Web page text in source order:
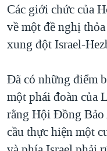
QUAN HỆ VIỆT MỸ
Các giới chức của
về một đề nghị
xung đột Israel-
Đã có những điểm
một phái đoàn của
rằng Hội Đồng
cầu thực hiện một